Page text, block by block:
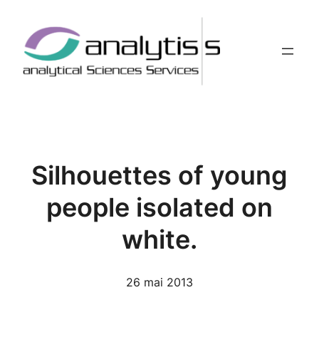
contenu
Silhouettes of young
people isolated on
white.
26 mai 2013